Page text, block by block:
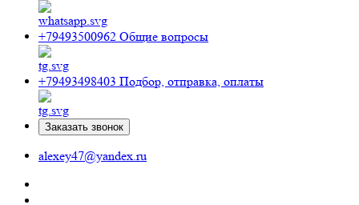
+79493500962 Общие вопросы
+79493498403 Подбор, отправка, оплаты
Заказать звонок
alexey47@yandex.ru